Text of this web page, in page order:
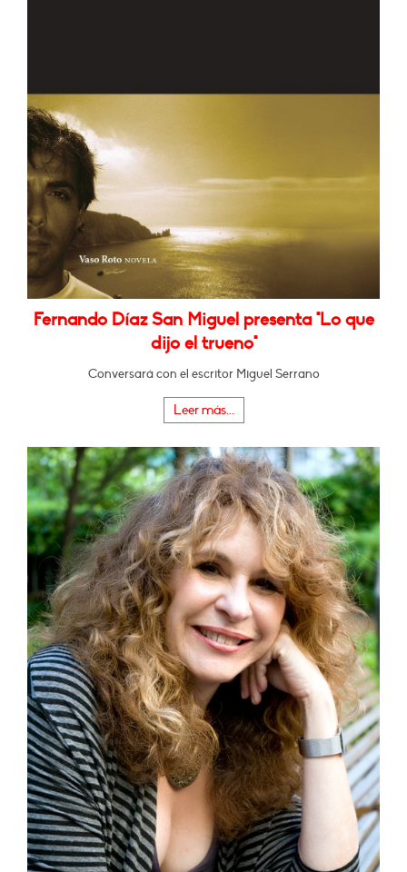
Fernando Díaz San Miguel presenta "Lo que
dijo el trueno"
Conversará con el escritor Miguel Serrano
Leer más...